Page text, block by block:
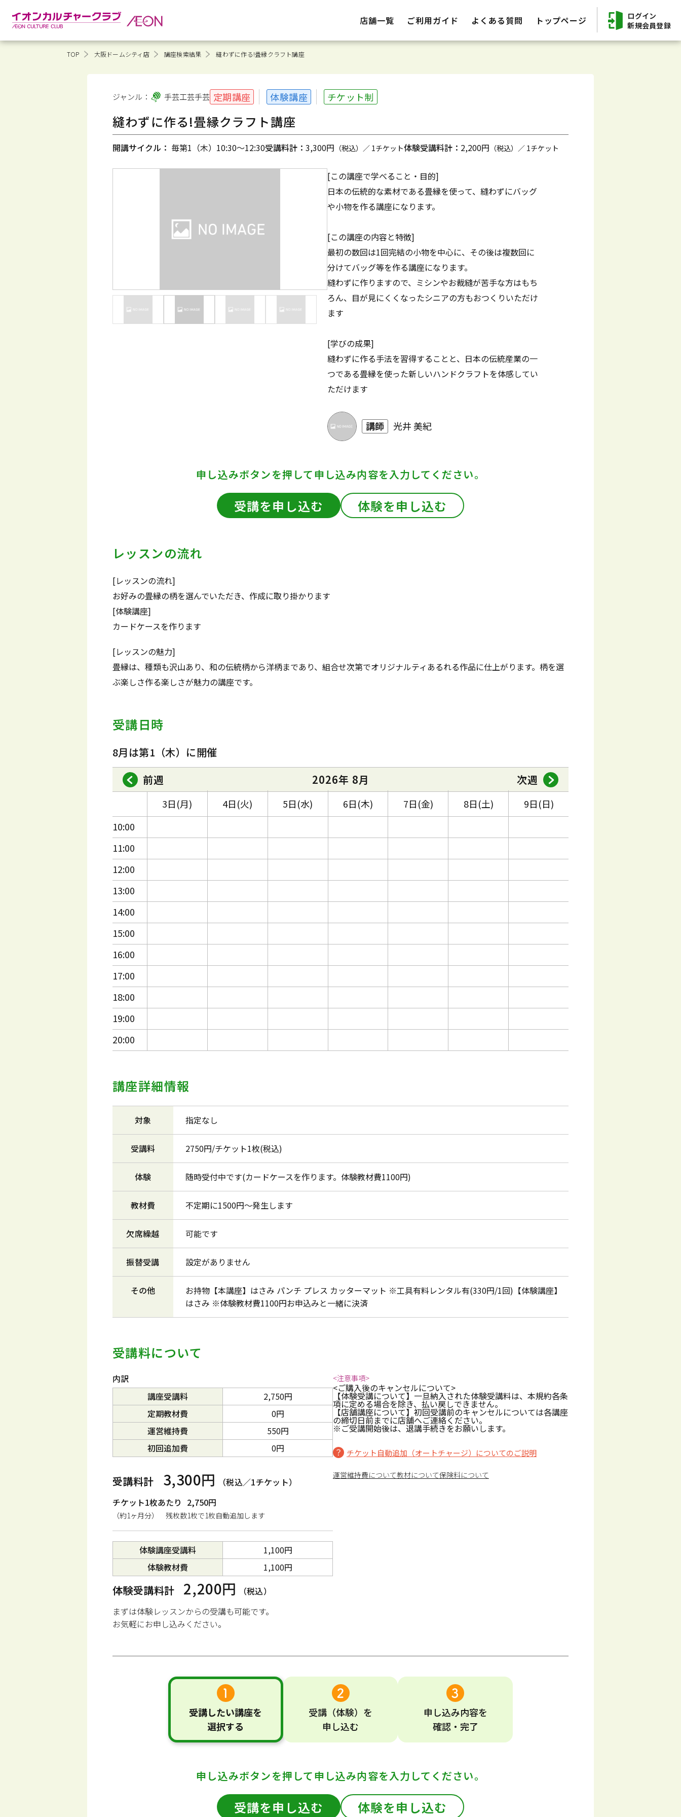
店舗一覧 ご利用ガイド よくある質問 トップページ
ログイン
新規会員登録
TOP 大阪ドームシティ店 講座検索結果 縫わずに作る!畳縁クラフト講座
ジャンル： 手芸工芸手芸 定期講座 体験講座 チケット制
縫わずに作る!畳縁クラフト講座
開講サイクル： 毎第1（木）10:30～12:30受講料計： 3,300円 （税込）／ 1チケット体験受講料計： 2,200円 （税込）／ 1チケット
[この講座で学べること・目的]
日本の伝統的な素材である畳縁を使って、縫わずにバッグ
や小物を作る講座になります。
[この講座の内容と特徴]
最初の数回は1回完結の小物を中心に、その後は複数回に
分けてバッグ等を作る講座になります。
縫わずに作りますので、ミシンやお裁縫が苦手な方はもち
ろん、目が見にくくなったシニアの方もおつくりいただけ
ます
[学びの成果]
縫わずに作る手法を習得することと、日本の伝統産業の一
つである畳縁を使った新しいハンドクラフトを体感してい
ただけます
講師 光井 美紀
申し込みボタンを押して申し込み内容を入力してください。
受講を申し込む 体験を申し込む
レッスンの流れ
[レッスンの流れ]
お好みの畳縁の柄を選んでいただき、作成に取り掛かります
[体験講座]
カードケースを作ります
[レッスンの魅力]
畳縁は、種類も沢山あり、和の伝統柄から洋柄まであり、組合せ次第でオリジナルティあるれる作品に仕上がります。柄を選
ぶ楽しさ作る楽しさが魅力の講座です。
受講日時
8月は第1（木）に開催
前週
2026年 8月 次週
10:00
11:00
12:00
13:00
14:00
15:00
16:00
17:00
18:00
19:00
20:00
3日(月) 4日(火) 5日(水) 6日(木) 7日(金) 8日(土) 9日(日)
講座詳細情報
対象 指定なし
受講料 2750円/チケット1枚(税込)
体験 随時受付中です(カードケースを作ります。体験教材費1100円)
教材費 不定期に1500円～発生します
欠席繰越 可能です
振替受講 設定がありません
その他
お持物【本講座】はさみ パンチ プレス カッターマット ※工具有料レンタル有(330円/1回)【体験講座】
はさみ ※体験教材費1100円お申込みと一緒に決済
受講料について
内訳
講座受講料
2,750円
定期教材費
0円
運営維持費
550円
初回追加費
0円
受講料計 3,300円
（税込／1チケット）
チケット1枚あたり 2,750円
（約1ヶ月分） 残枚数1枚で1枚自動追加します
体験講座受講料
1,100円
体験教材費
1,100円
体験受講料計 2,200円
（税込）
まずは体験レッスンからの受講も可能です。
お気軽にお申し込みください。
<注意事項>
<ご購入後のキャンセルについて>
【体験受講について】一旦納入された体験受講料は、本規約各条
項に定める場合を除き、払い戻しできません。
【店舗講座について】初回受講前のキャンセルについては各講座
の締切日前までに店舗へご連絡ください。
※ご受講開始後は、退講手続きをお願いします。
チケット自動追加（オートチャージ）についてのご説明
運営維持費について教材について保険料について
受講したい講座を
選択する
受講 （体験） を
申し込む
申し込み内容を
確認・完了
申し込みボタンを押して申し込み内容を入力してください。
受講を申し込む 体験を申し込む